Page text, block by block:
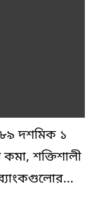
৮৯ দশমিক ১
শক্তিশালী